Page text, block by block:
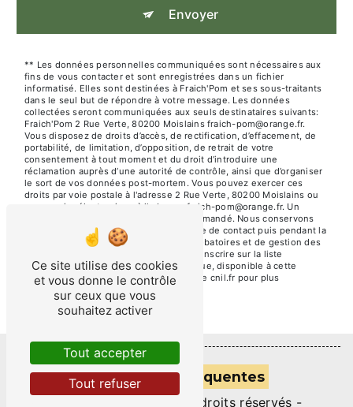
Envoyer
** Les données personnelles communiquées sont nécessaires aux
fins de vous contacter et sont enregistrées dans un fichier
informatisé. Elles sont destinées à Fraich'Pom et ses sous-traitants
dans le seul but de répondre à votre message. Les données
collectées seront communiquées aux seuls destinataires suivants:
Fraich'Pom 2 Rue Verte, 80200 Moislains fraich-pom@orange.fr.
Vous disposez de droits d’accès, de rectification, d’effacement, de
portabilité, de limitation, d’opposition, de retrait de votre
consentement à tout moment et du droit d’introduire une
réclamation auprès d’une autorité de contrôle, ainsi que d’organiser
le sort de vos données post-mortem. Vous pouvez exercer ces
droits par voie postale à l'adresse 2 Rue Verte, 80200 Moislains ou
par courrier électronique à l'adresse fraich-pom@orange.fr. Un
justificatif d'identité pourra vous être demandé. Nous conservons
vos données pendant la période de prise de contact puis pendant la
durée de prescription légale aux fins probatoires et de gestion des
contentieux. Vous avez le droit de vous inscrire sur la liste
d'opposition au démarchage téléphonique, disponible à cette
adresse: Bloctel.gouv.fr . Consultez le site cnil.fr pour plus
Recherches fréquentes
- 2026 - Tous droits réservés -
Ce site utilise des cookies
et vous donne le contrôle
sur ceux que vous
souhaitez activer
Tout accepter
Tout refuser